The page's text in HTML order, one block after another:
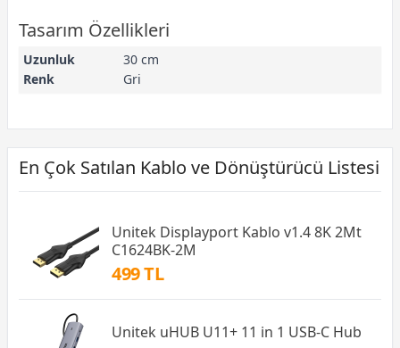
Tasarım Özellikleri
Uzunluk
30 cm
Renk
Gri
En Çok Satılan Kablo ve Dönüştürücü Listesi
Unitek Displayport Kablo v1.4 8K 2Mt
C1624BK-2M
499 TL
Unitek uHUB U11+ 11 in 1 USB-C Hub